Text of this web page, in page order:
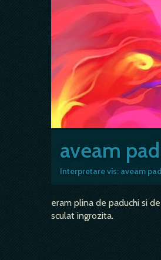
aveam
Interpretare vis: aveam
eram plina de paduchi si
sculat ingrozita.